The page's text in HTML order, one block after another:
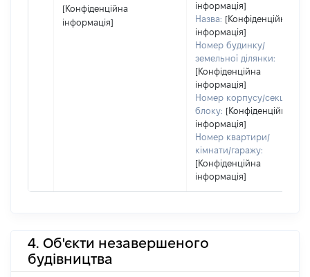
[Конфіденційна
інформація]
інформація]
Назва: [Конфіденційна
інформація]
Номер будинку/
земельної ділянки:
[Конфіденційна
інформація]
Номер корпусу/секції/
блоку: [Конфіденційна
інформація]
Номер квартири/
кімнати/гаражу:
[Конфіденційна
інформація]
4. Об'єкти незавершеного
будівництва